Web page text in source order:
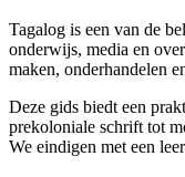
Tagalog is een van de
onderwijs, media en
maken, onderhandelen
Deze gids biedt een
prekoloniale schrift tot
We eindigen met een